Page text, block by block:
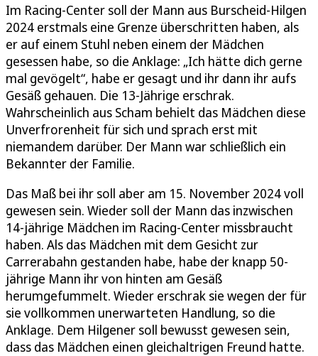
Im Racing-Center soll der Mann aus Burscheid-Hilgen
2024 erstmals eine Grenze überschritten haben, als
er auf einem Stuhl neben einem der Mädchen
gesessen habe, so die Anklage: „Ich hätte dich gerne
mal gevögelt“, habe er gesagt und ihr dann ihr aufs
Gesäß gehauen. Die 13-Jährige erschrak.
Wahrscheinlich aus Scham behielt das Mädchen diese
Unverfrorenheit für sich und sprach erst mit
niemandem darüber. Der Mann war schließlich ein
Bekannter der Familie.
Das Maß bei ihr soll aber am 15. November 2024 voll
gewesen sein. Wieder soll der Mann das inzwischen
14-jährige Mädchen im Racing-Center missbraucht
haben. Als das Mädchen mit dem Gesicht zur
Carrerabahn gestanden habe, habe der knapp 50-
jährige Mann ihr von hinten am Gesäß
herumgefummelt. Wieder erschrak sie wegen der für
sie vollkommen unerwarteten Handlung, so die
Anklage. Dem Hilgener soll bewusst gewesen sein,
dass das Mädchen einen gleichaltrigen Freund hatte.